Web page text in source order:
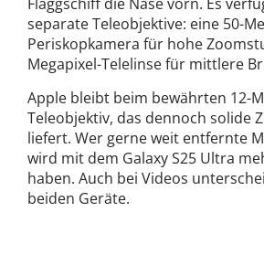
separate Teleobjektive: eine 50-
Periskopkamera für hohe
Megapixel-Telelinse für mittlere
Apple bleibt beim bewährten 12-
Teleobjektiv, das dennoch solide
liefert. Wer gerne weit entfernte
wird mit dem Galaxy S25 Ultra
haben. Auch bei Videos
beiden Geräte.